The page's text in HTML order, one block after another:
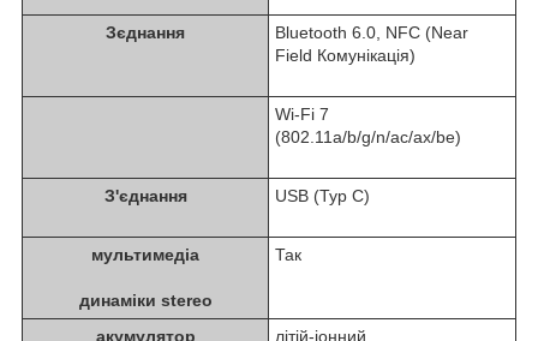
Зєднання
Bluetooth 6.0, NFC (Near
Field Комунікація)
Wi-Fi 7
(802.11a/b/g/n/ac/ax/be)
З'єднання USB (Typ C)
мультимедіа
динаміки stereo
Так
акумулятор літій-іонний